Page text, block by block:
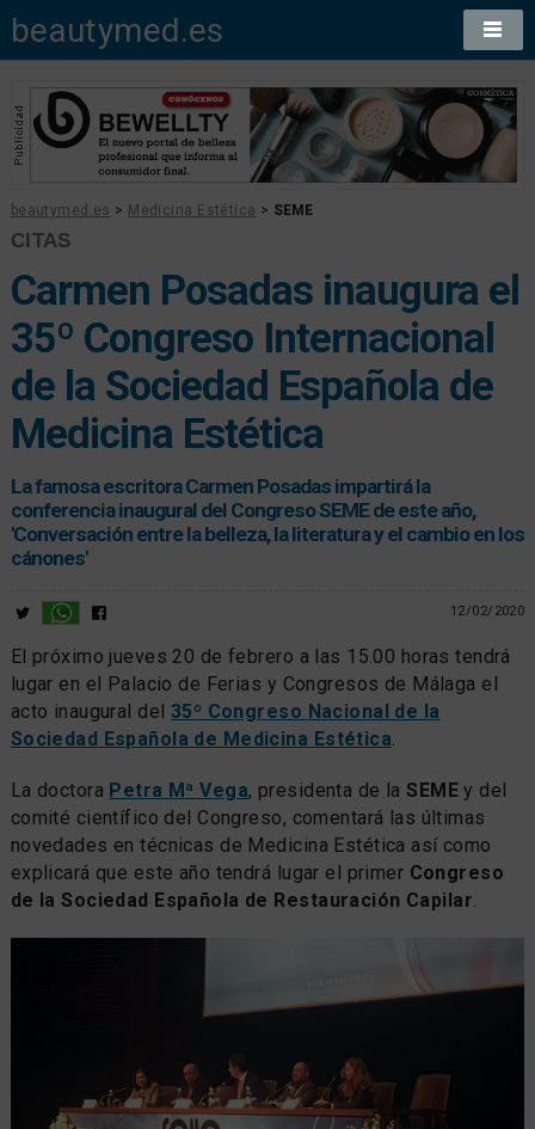
beautymed.es
beautymed.es > Medicina Estética > SEME
CITAS
Carmen Posadas inaugura el
35º Congreso Internacional
de la Sociedad Española de
Medicina Estética
La famosa escritora Carmen Posadas impartirá la
conferencia inaugural del Congreso SEME de este año,
'Conversación entre la belleza, la literatura y el cambio en los
cánones'
12/02/2020
El próximo jueves 20 de febrero a las 15.00 horas tendrá
lugar en el Palacio de Ferias y Congresos de Málaga el
acto inaugural del 35º Congreso Nacional de la
Sociedad Española de Medicina Estética.
La doctora Petra Mª Vega, presidenta de laSEME y del
comité científico del Congreso, comentará las últimas
novedades en técnicas de Medicina Estética así como
explicará que este año tendrá lugar el primer Congreso
de la Sociedad Española de Restauración Capilar.